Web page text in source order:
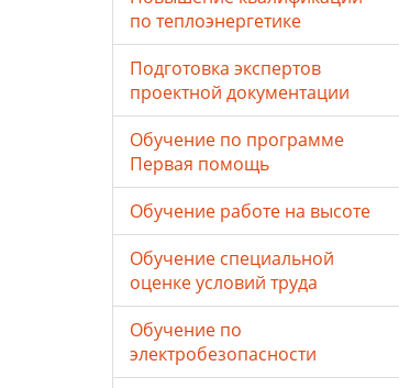
по теплоэнергетике
Подготовка экспертов
проектной документации
Обучение по программе
Первая помощь
Обучение работе на высоте
Обучение специальной
оценке условий труда
Обучение по
электробезопасности